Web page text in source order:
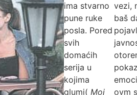
ima stvarno
pune ruke
posla. Pored
svih
domaćih
serija u
kojima
glumi( Moj
vezi,
baš
ovm